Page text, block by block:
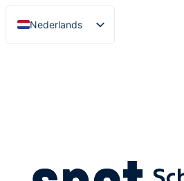
Nederlands
English